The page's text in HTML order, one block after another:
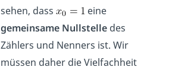
sehen, dass
eine
gemeinsame Nullstelle des
Zählers und Nenners ist. Wir
müssen daher die Vielfachheit